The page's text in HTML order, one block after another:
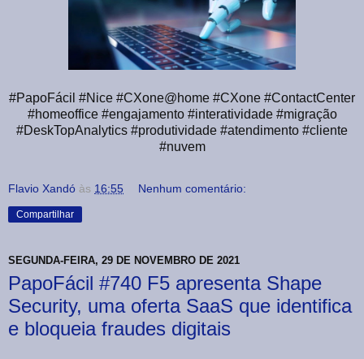
#PapoFácil #Nice #CXone@home #CXone #ContactCenter
#homeoffice #engajamento #interatividade #migração
#DeskTopAnalytics #produtividade #atendimento #cliente
#nuvem
Flavio Xandó às 16:55 Nenhum comentário:
Compartilhar
SEGUNDA-FEIRA, 29 DE NOVEMBRO DE 2021
PapoFácil #740 F5 apresenta Shape
Security, uma oferta SaaS que identifica
e bloqueia fraudes digitais